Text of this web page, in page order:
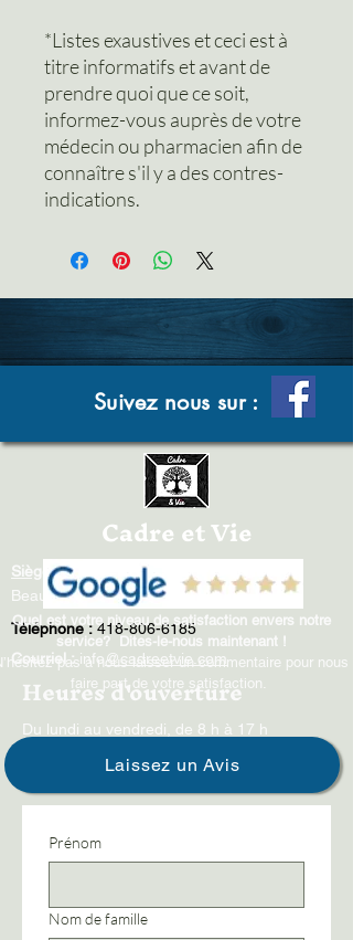
*Listes exaustives et ceci est à
titre informatifs et avant de
prendre quoi que ce soit,
informez-vous auprès de votre
médecin ou pharmacien afin de
connaître s'il y a des contres-
indications.
Suivez nous sur :
Cadre et Vie
Siège social
: 120 rue Bertrand,
Beauport, QC G1B 1H7
Téléphone : 418-806-6185
Courriel :info@cadreetvie.com
Heures d'ouverture
Du lundi au vendredi, de 8 h à 17 h
Quel est votre niveau de satisfaction envers notre
service? Dites-le-nous maintenant !​​
pas à nous laisser un commentaire pour nous
faire part de votre satisfaction.
Laissez un Avis
Prénom
Nom de famille